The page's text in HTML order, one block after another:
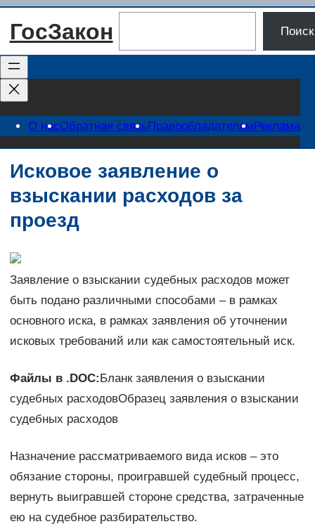
Перейти
ГосЗакон Поиск
О насОбратная связьПравообладателямРеклама
Исковое заявление о
взыскании расходов за
проезд
Заявление о взыскании судебных расходов может
быть подано различными способами – в рамках
основного иска, в рамках заявления об уточнении
исковых требований или как самостоятельный иск.
Файлы в .DOC:Бланк заявления о взыскании
судебных расходовОбразец заявления о взыскании
судебных расходов
Назначение рассматриваемого вида исков – это
обязание стороны, проигравшей судебный процесс,
вернуть выигравшей стороне средства, затраченные
ею на судебное разбирательство.